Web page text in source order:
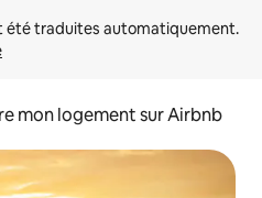
mon logement sur Airbnb